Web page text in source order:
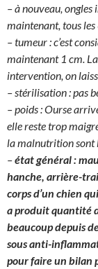
– à nouveau, ongles
maintenant, tous
– tumeur : c’est
maintenant 1 cm.
intervention, on
– stérilisation : pas
– poids : Ourse
elle reste trop
la malnutrition sont
–état général :
hanche, arrière-
corps d’un chien
a produit quantité
beaucoup depuis
sous anti-
pour faire un bilan